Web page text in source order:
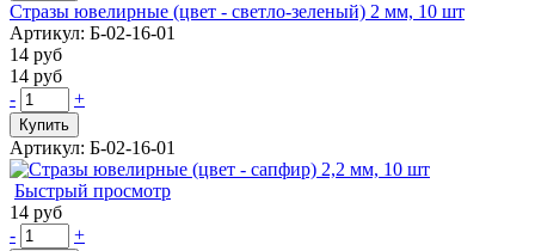
Стразы ювелирные (цвет - светло-зеленый) 2 мм, 10 шт
Артикул: Б-02-16-01
14 руб
14 руб
-
+
Купить
Артикул: Б-02-16-01
Быстрый просмотр
14 руб
-
+